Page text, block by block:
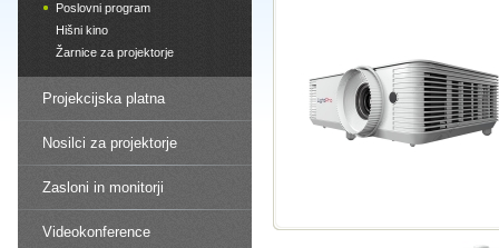
Poslovni program
Hišni kino
Žarnice za projektorje
Projekcijska platna
Nosilci za projektorje
Zasloni in monitorji
Videokonference